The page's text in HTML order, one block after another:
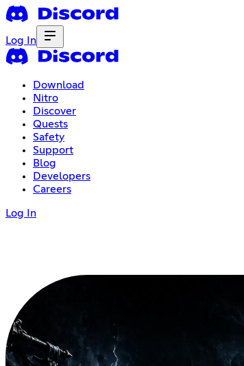
Log In
Download
Nitro
Discover
Quests
Safety
Support
Blog
Developers
Careers
Log In